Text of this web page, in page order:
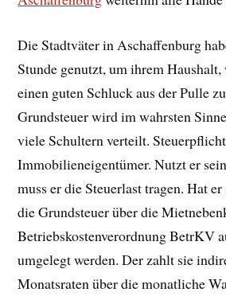
Die Stadtväter in Aschaffenburg
Stunde genutzt, um ihrem Haushalt,
einen guten Schluck aus der Pulle
Grundsteuer wird im wahrsten
viele Schultern verteilt.
Immobilieneigentümer. Nutzt er
muss er die Steuerlast tragen. Hat
die Grundsteuer über die
Betriebskostenverordnung BetrKV
umgelegt werden. Der zahlt sie
Monatsraten über die monatliche